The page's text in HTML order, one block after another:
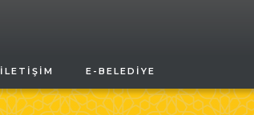
İLETIŞIM E-BELEDIYE